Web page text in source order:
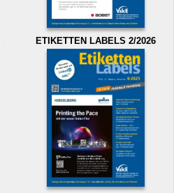
ETIKETTEN LABELS 2/2026